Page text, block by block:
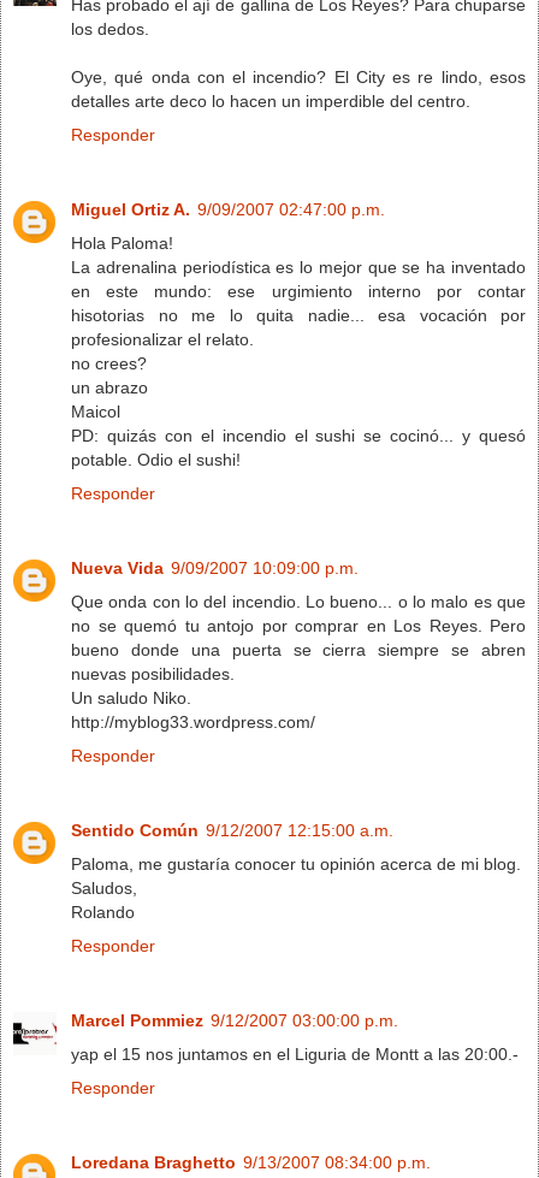
Has probado el ají de gallina de Los Reyes? Para chuparse
los dedos.
Oye, qué onda con el incendio? El City es re lindo, esos
detalles arte deco lo hacen un imperdible del centro.
Responder
Miguel Ortiz A. 9/09/2007 02:47:00 p.m.
Hola Paloma!
La adrenalina periodística es lo mejor que se ha inventado
en este mundo: ese urgimiento interno por contar
hisotorias no me lo quita nadie... esa vocación por
profesionalizar el relato.
no crees?
un abrazo
Maicol
PD: quizás con el incendio el sushi se cocinó... y quesó
potable. Odio el sushi!
Responder
Nueva Vida 9/09/2007 10:09:00 p.m.
Que onda con lo del incendio. Lo bueno... o lo malo es que
no se quemó tu antojo por comprar en Los Reyes. Pero
bueno donde una puerta se cierra siempre se abren
nuevas posibilidades.
Un saludo Niko.
http://myblog33.wordpress.com/
Responder
Sentido Común 9/12/2007 12:15:00 a.m.
Paloma, me gustaría conocer tu opinión acerca de mi blog.
Saludos,
Rolando
Responder
Marcel Pommiez 9/12/2007 03:00:00 p.m.
yap el 15 nos juntamos en el Liguria de Montt a las 20:00.-
Responder
Loredana Braghetto 9/13/2007 08:34:00 p.m.